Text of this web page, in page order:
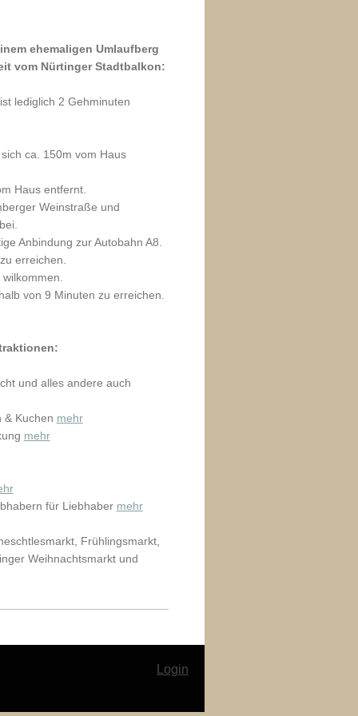
ehemaligen Umlaufberg
vom Nürtinger Stadtbalkon:
lediglich 2 Gehminuten
ca. 150m vom Haus
Haus entfernt.
Weinstraße und
Anbindung zur Autobahn A8.
erreichen.
von 9 Minuten zu erreichen.
und alles andere auch
Kuchen mehr
mehr
für Liebhaber mehr
Frühlingsmarkt,
Weihnachtsmarkt und
Login